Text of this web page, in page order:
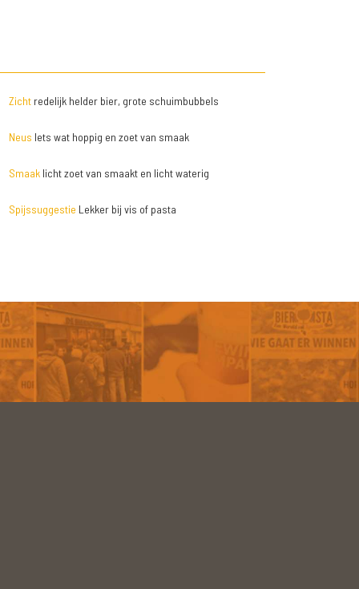
Zichtredelijk helder bier, grote schuimbubbels
Neus Iets wat hoppig en zoet van smaak
Smaaklicht zoet van smaakt en licht waterig
Spijssuggestie Lekker bij vis of pasta